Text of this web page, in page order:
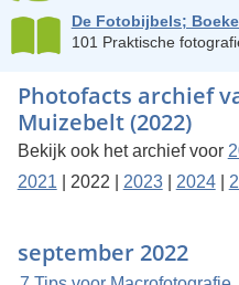
De Fotobijbels;
101 Praktische
Photofacts archief
Muizebelt (2022)
Bekijk ook het archief voor
2021| 2022 | 2023| 2024|
september 2022